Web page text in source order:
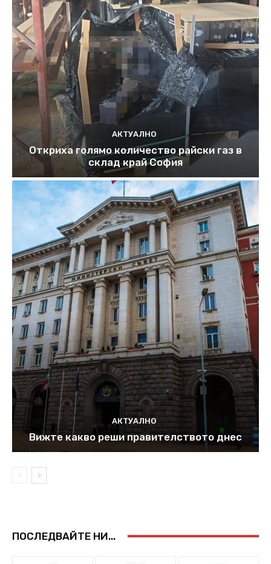
АКТУАЛНО
Откриха голямо количество райски газ в
склад край София
АКТУАЛНО
Вижте какво реши правителството днес
ПОСЛЕДВАЙТЕ НИ...